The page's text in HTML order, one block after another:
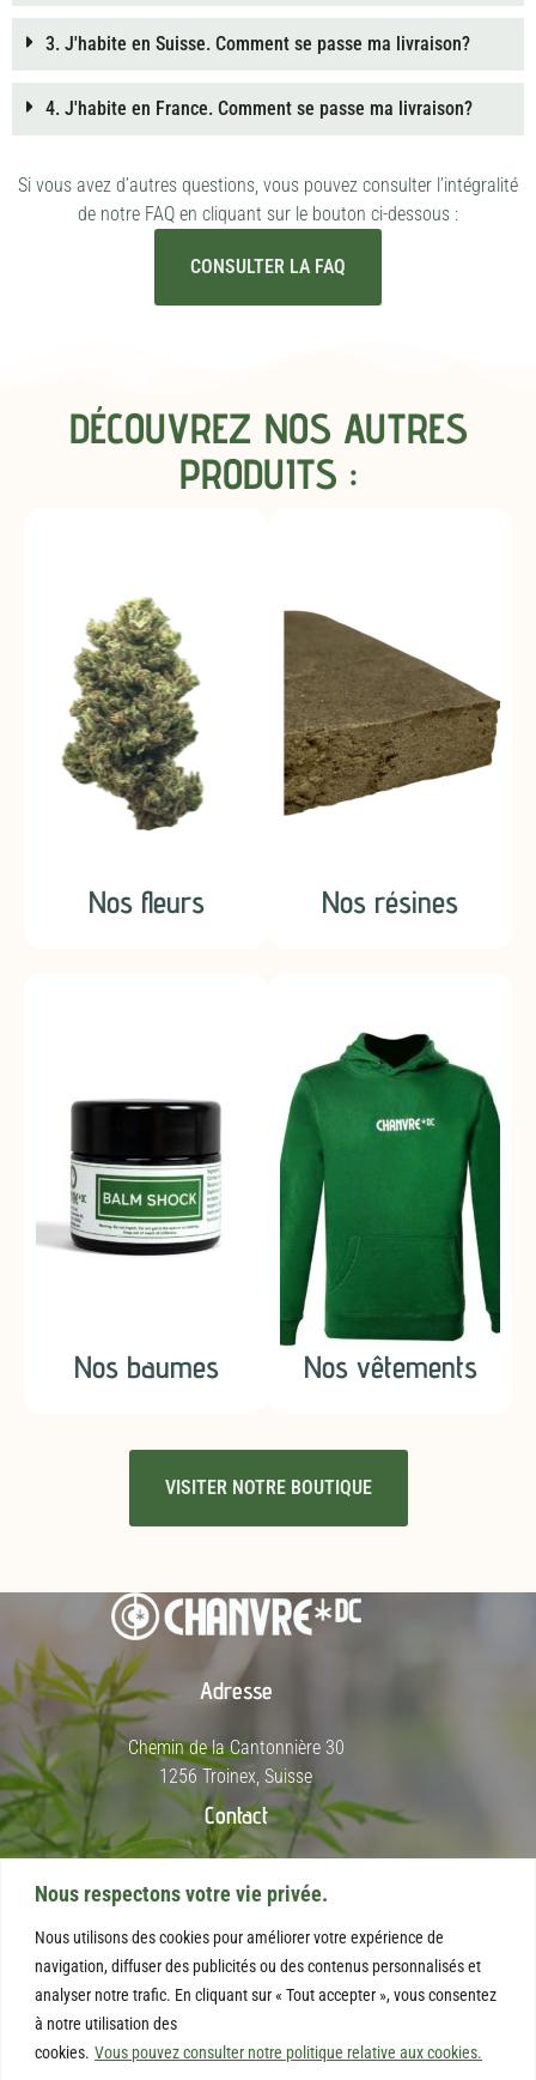
Nous respectons votre vie privée.
Nous utilisons des cookies pour améliorer votre expérience de
navigation, diffuser des publicités ou des contenus personnalisés et
analyser notre trafic. En cliquant sur « Tout accepter », vous consentez
à notre utilisation des
cookies. Vous pouvez consulter notre politique relative aux cookies.
3. J'habite en Suisse. Comment se passe ma livraison?
4. J'habite en France. Comment se passe ma livraison?
Si vous avez d’autres questions, vous pouvez consulter l’intégralité
de notre FAQ en cliquant sur le bouton ci-dessous :
CONSULTER LA FAQ
DÉCOUVREZ NOS AUTRES
PRODUITS :
Nos fleurs Nos résines
Nos baumes Nos vêtements
VISITER NOTRE BOUTIQUE
Adresse
Chemin de la Cantonnière 30
1256 Troinex, Suisse
Contact
info@chanvredc.com
Informations
Mentions légales
Conditions Générales d'Utilisation et de Vente